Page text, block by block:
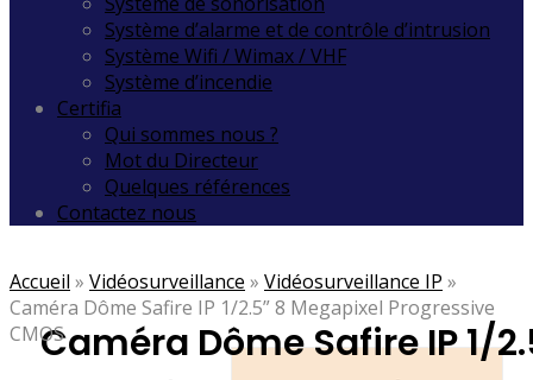
Système d’alarme et de contrôle d’intrusion
Système Wifi / Wimax / VHF
Système d’incendie
Certifia
Qui sommes nous ?
Mot du Directeur
Quelques références
Contactez nous
Accueil » Vidéosurveillance » Vidéosurveillance IP »
Caméra Dôme Safire IP 1/2.5” 8 Megapixel Progressive
CMOSCaméra Dôme Safire IP 1/